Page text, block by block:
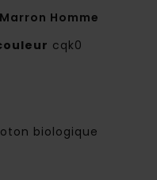
Homme
cqk0
biologique